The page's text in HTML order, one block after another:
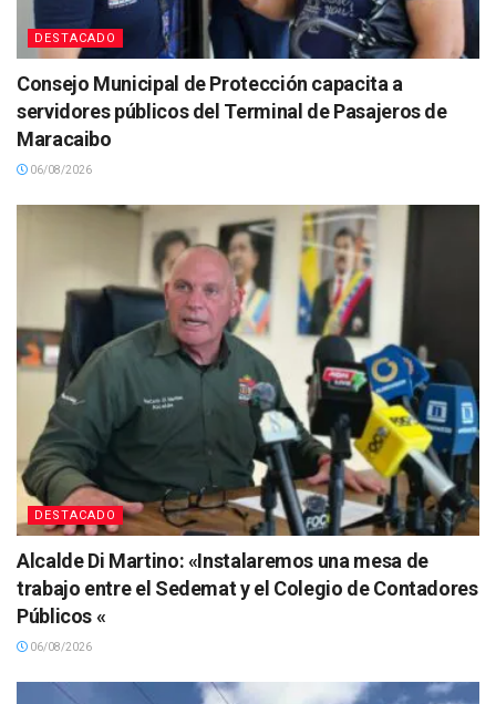
DESTACADO
Consejo Municipal de Protección capacita a
servidores públicos del Terminal de Pasajeros de
Maracaibo
06/08/2026
DESTACADO
Alcalde Di Martino: «Instalaremos una mesa de
trabajo entre el Sedemat y el Colegio de Contadores
Públicos «
06/08/2026